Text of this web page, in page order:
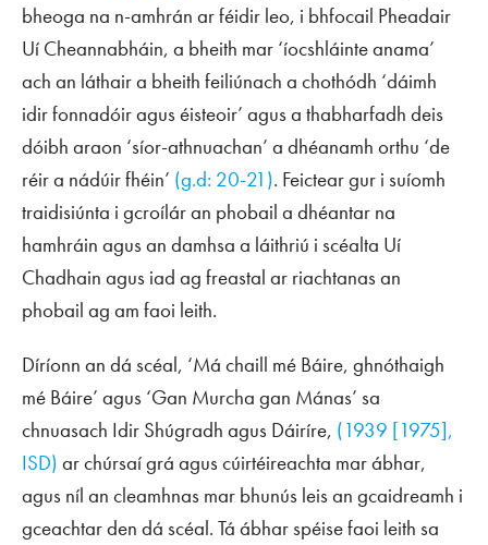
bheoga na n-amhrán ar féidir leo, i bhfocail Pheadair
Uí Cheannabháin, a bheith mar ‘íocshláinte anama’
ach an láthair a bheith feiliúnach a chothódh ‘dáimh
idir fonnadóir agus éisteoir’ agus a thabharfadh deis
dóibh araon ‘síor-athnuachan’ a dhéanamh orthu ‘de
réir a nádúir fhéin’ (g.d: 20-21). Feictear gur i suíomh
traidisiúnta i gcroílár an phobail a dhéantar na
hamhráin agus an damhsa a láithriú i scéalta Uí
Chadhain agus iad ag freastal ar riachtanas an
phobail ag am faoi leith.
Díríonn an dá scéal, ‘Má chaill mé Báire, ghnóthaigh
mé Báire’ agus ‘Gan Murcha gan Mánas’ sa
chnuasach Idir Shúgradh agus Dáiríre, (1939 [1975],
ISD) ar chúrsaí grá agus cúirtéireachta mar ábhar,
agus níl an cleamhnas mar bhunús leis an gcaidreamh i
gceachtar den dá scéal. Tá ábhar spéise faoi leith sa